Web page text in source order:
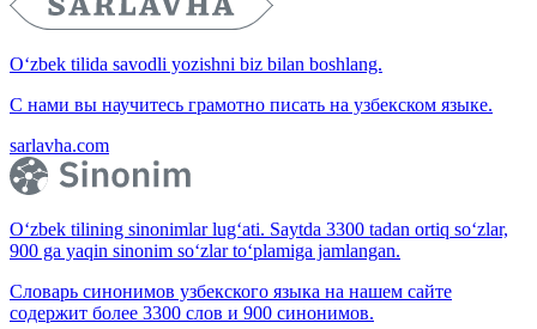
O‘zbek tilida savodli yozishni biz bilan boshlang.
С нами вы научитесь грамотно писать на узбекском языке.
sarlavha.com
O‘zbek tilining sinonimlar lug‘ati. Saytda 3300 tadan ortiq so‘zlar,
900 ga yaqin sinonim so‘zlar to‘plamiga jamlangan.
Словарь синонимов узбекского языка на нашем сайте
содержит более 3300 слов и 900 синонимов.